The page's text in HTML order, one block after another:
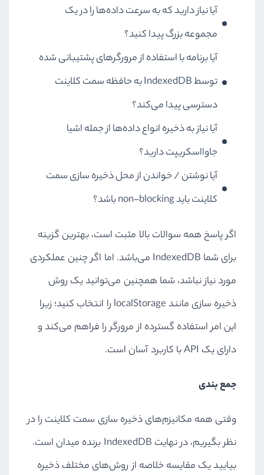
آیا نیاز دارید که به سرعت داده‌ها را در یک
مجموعه بزرگ پیدا کنید؟
آیا برنامه با استفاده از مرورگرهای پشتیبانی شده
توسطIndexedDBبه حافظه سمت کلاینت
دسترسی پیدا می‌کند؟
آیا نیاز به ذخیره انواع داده‌ها از جمله اشیا
جاوااسکریپت دارید؟
آیا نوشتن / خواندن از محل ذخیره سازی سمت
کلاینت بایدnon-blockingباشد؟
اگر پاسخ همه سوالات بالا مثبت است، بهترین گزینه
برای شما IndexedDB می‌باشد. اما اگر چنین عملکردی
مورد نیاز نباشد، شما همچنین می‌توانید یک روش
ذخیره سازی مانندlocalStorage را انتخاب کنید؛ زیرا
این امر استفاده گسترده از مرورگر را فراهم می‌کند و
دارای یک APIبا کاربرد آسان است.
جمع بندی
وقتی همه مکانیزم‌های ذخیره سازی سمت کلاینت را در
نظر بگیریم، در نهایت IndexedDB برنده میدان است.
بیایید یک مقایسه خلاصه از روش‌های مختلف ذخیره